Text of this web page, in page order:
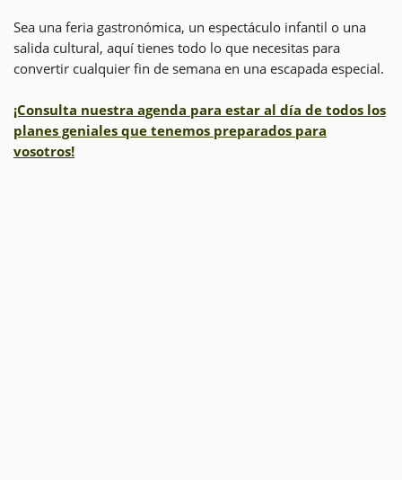
Sea una feria gastronómica, un espectáculo infantil o una
salida cultural, aquí tienes todo lo que necesitas para
convertir cualquier fin de semana en una escapada especial.
¡Consulta nuestra agenda para estar al día de todos los
planes geniales que tenemos preparados para
vosotros!